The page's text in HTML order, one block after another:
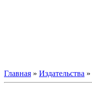
Главная » Издательства »